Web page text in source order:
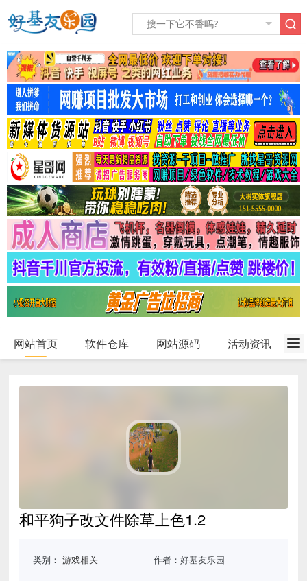
网站首页 软件仓库 网站源码 活动资讯
和平狗子改文件除草上色1.2
类别：游戏相关 作者：好基友乐园